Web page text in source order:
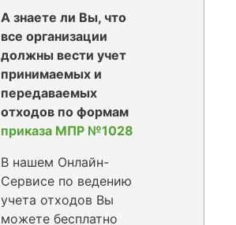
А знаете ли Вы, что
все организации
должны вести учет
принимаемых и
передаваемых
отходов по формам
приказа МПР №1028
В нашем Онлайн-
Сервисе по ведению
учета отходов Вы
можете бесплатно